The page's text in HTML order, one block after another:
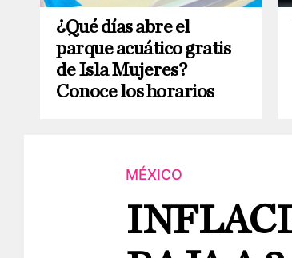
¿Qué días abre el
parque acuático gratis
de Isla Mujeres?
Conoce los horarios
MÉXICO